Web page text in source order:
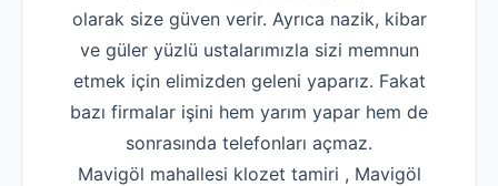
olarak size güven verir. Ayrıca nazik, kibar
ve güler yüzlü ustalarımızla sizi memnun
etmek için elimizden geleni yaparız. Fakat
bazı firmalar işini hem yarım yapar hem de
sonrasında telefonları açmaz.
Mavigöl mahallesi klozet tamiri , Mavigöl